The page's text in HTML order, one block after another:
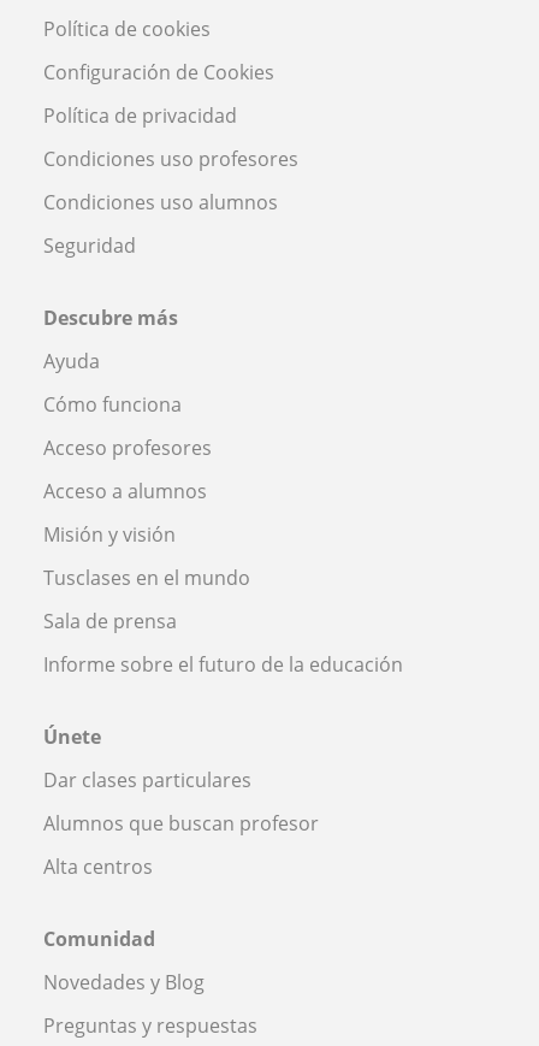
Política de cookies
Configuración de Cookies
Política de privacidad
Condiciones uso profesores
Condiciones uso alumnos
Seguridad
Descubre más
Ayuda
Cómo funciona
Acceso profesores
Acceso a alumnos
Misión y visión
Tusclases en el mundo
Sala de prensa
Informe sobre el futuro de la educación
Únete
Dar clases particulares
Alumnos que buscan profesor
Alta centros
Comunidad
Novedades y Blog
Preguntas y respuestas